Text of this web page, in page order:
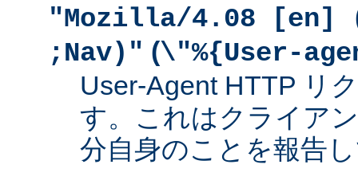
"Mozilla/4.08 [en]
;Nav)" (\"%{User-
User-Agent HTTP リ
す。これはクライア
分自身のことを報告